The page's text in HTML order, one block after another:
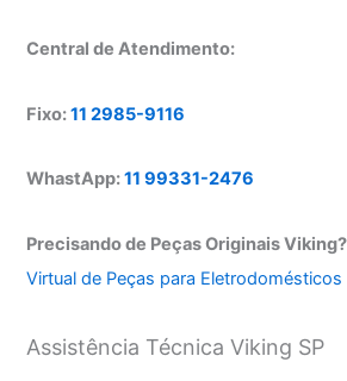
Central de Atendimento:
Fixo:11 2985-9116
WhastApp:11 99331-2476
Precisando de Peças Originais Viking?
Virtual de Peças para Eletrodomésticos
Assistência Técnica Viking SP